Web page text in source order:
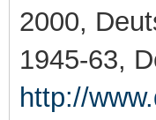
2000,
1945-63,
http://